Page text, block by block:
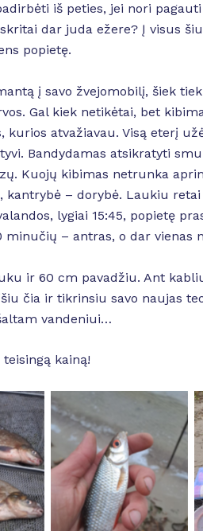
iš peties, jei nori
dar juda ežere? Į visus
popietę.
į savo žvejomobilį, šiek
Gal kiek netikėtai, bet
kurios atvažiavau. Visą eterį
Bandydamas atsikratyti
Kuojų kibimas netrunka
kantrybė – dorybė. Laukiu
lygiai 15:45, popietę
minučių – antras, o dar vienas
ir 60 cm pavadžiu. Ant
čia ir tikrinsiu savo naujas
vandeniui…
kainą!
No Caption